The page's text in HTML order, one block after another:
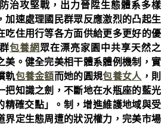
治攻堅戰，出力晉陞生態體系多樣
加速處理國民群眾反應激烈的凸起生
吃住用行等各方面供給更多更好的優
包養網眾在漂亮家園中共享天然之
美。健全完美相干體系體例機制，實
軌包養金額而她的圓規包養女人，則
把知識之劍，不斷地在水瓶座的藍光
精確交點」。制，增進維護地域與受
界定生態周遭的狀況權力，完美市場